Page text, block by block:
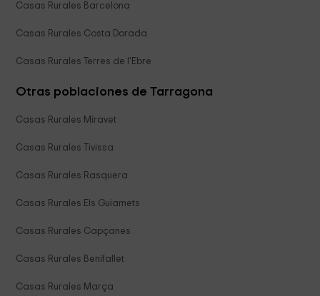
Casas Rurales Barcelona
Casas Rurales Costa Dorada
Casas Rurales Terres de l'Ebre
Otras poblaciones de Tarragona
Casas Rurales Miravet
Casas Rurales Tivissa
Casas Rurales Rasquera
Casas Rurales Els Guiamets
Casas Rurales Capçanes
Casas Rurales Benifallet
Casas Rurales Marça